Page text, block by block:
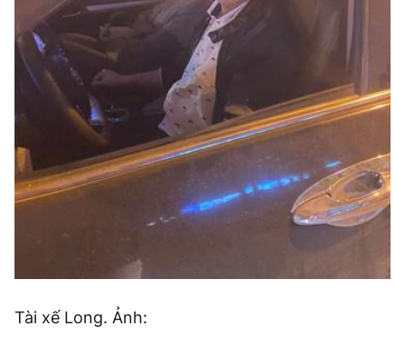
Tài xế Long. Ảnh: